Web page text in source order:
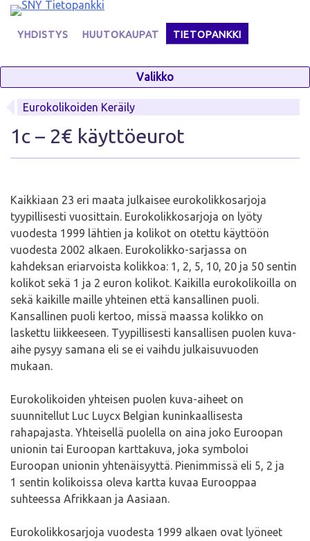
Skip
contentYHDISTYS HUUTOKAUPAT TIETOPANKKI
Valikko
Eurokolikoiden Keräily
1c – 2€ käyttöeurot
Kaikkiaan 23 eri maata julkaisee eurokolikkosarjoja
tyypillisesti vuosittain. Eurokolikkosarjoja on lyöty
vuodesta 1999 lähtien ja kolikot on otettu käyttöön
vuodesta 2002 alkaen. Eurokolikko-sarjassa on
kahdeksan eriarvoista kolikkoa: 1, 2, 5, 10, 20 ja 50 sentin
kolikot sekä 1 ja 2 euron kolikot. Kaikilla eurokolikoilla on
sekä kaikille maille yhteinen että kansallinen puoli.
Kansallinen puoli kertoo, missä maassa kolikko on
laskettu liikkeeseen. Tyypillisesti kansallisen puolen kuva-
aihe pysyy samana eli se ei vaihdu julkaisuvuoden
mukaan.
Eurokolikoiden yhteisen puolen kuva-aiheet on
suunnitellut Luc Luycx Belgian kuninkaallisesta
rahapajasta. Yhteisellä puolella on aina joko Euroopan
unionin tai Euroopan karttakuva, joka symboloi
Euroopan unionin yhtenäisyyttä. Pienimmissä eli 5, 2 ja
1 sentin kolikoissa oleva kartta kuvaa Eurooppaa
suhteessa Afrikkaan ja Aasiaan.
Eurokolikkosarjoja vuodesta 1999 alkaen ovat lyöneet